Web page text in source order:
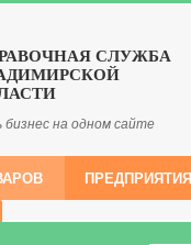
СЛУЖБА
бизнес на одном сайте
ПРЕДПРИЯТИЯ